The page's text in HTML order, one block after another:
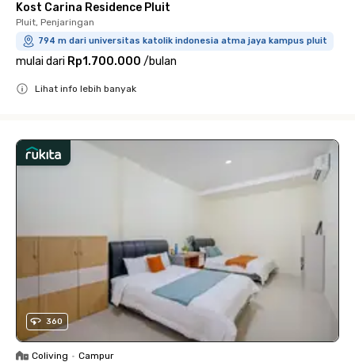
Kost Carina Residence Pluit
Pluit, Penjaringan
794 m dari universitas katolik indonesia atma jaya kampus pluit
mulai dari Rp1.700.000 /bulan
Lihat info lebih banyak
360
Coliving • Campur